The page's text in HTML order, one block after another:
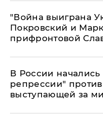
"Война выиграна
Покровский и
прифронтовой
В России
репрессии"
выступающей за